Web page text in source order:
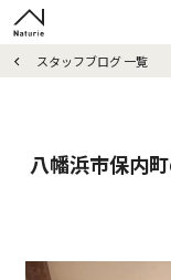
スタッフブログ 一覧
八幡浜市保内